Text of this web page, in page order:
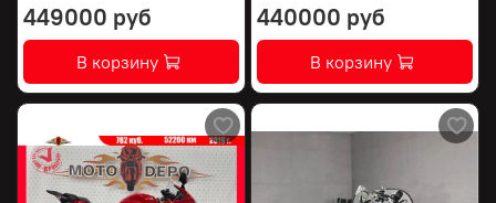
449000 руб
В корзину
440000 руб
В корзину